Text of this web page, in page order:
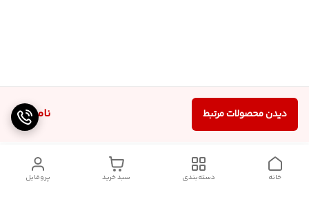
ناموجود دیدن محصولات مرتبط
پروفایل سبد خرید دسته‌بندی خانه